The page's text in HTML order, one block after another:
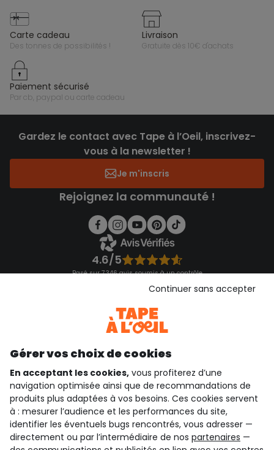
carte cadeau
des tonnes de possibilités !
livraison
gratuite dès 10€ d'achats
paiement sécurisé
par cb, paypal ou carte cadeau
Gardez le contact avec Tape à l’Oeil, inscrivez-
vous à la newsletter !
Je m'inscris
Rejoignez la communauté !
4.6/5
Basé sur 7 346 avis soumis à un contrôle
Consulter les CGU
qui sommes-nous ?
besoin d'aide ?
le club fidélité
Gérer vos choix de cookies
En acceptant les cookies, vous profiterez d’une
navigation optimisée ainsi que de recommandations de
produits plus adaptées à vos besoins. Ces cookies servent
à : mesurer l’audience et les performances du site,
identifier les éventuels bugs rencontrés, vous adresser —
directement ou par l’intermédiaire de nos partenaires —
Continuer sans accepter